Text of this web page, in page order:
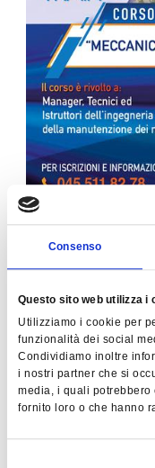
Consenso
Questo sito web utilizza i
Utilizziamo i cookie per
funzionalità dei social
Condividiamo inoltre
i nostri partner che si
media, i quali
fornito loro o che hanno
Bereich
Mechanik
Der Kurs richtet
Techniker/
Bereich
instandhaltung.